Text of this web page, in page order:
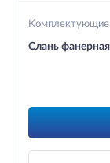
Комплектующие
Слань